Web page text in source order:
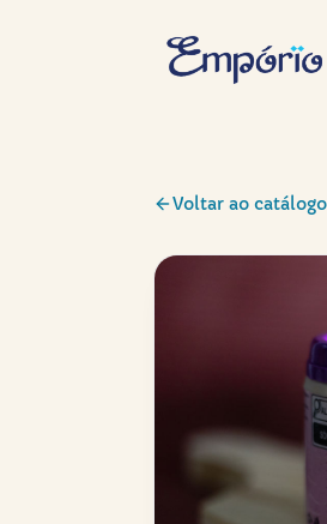
Voltar ao catálogo